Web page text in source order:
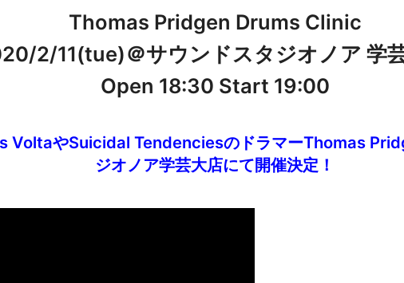
Thomas Pridgen Drums Clinic
2/11(tue)＠サウンドスタジオノア 学
Open 18:30 Start 19:00
VoltaやSuicidal TendenciesのドラマーThomas
ジオノア学芸大店にて開催決定！